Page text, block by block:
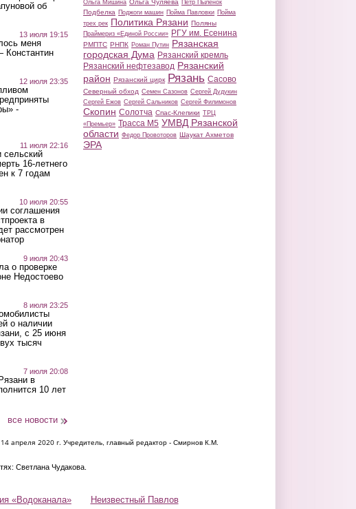
об
13 июля 19:15
меня
Константин
12 июля 23:35
-
11 июля 22:16
сельский
16-летнего
к 7 годам
10 июля 20:55
соглашения
в
рассмотрен
9 июля 20:43
о проверке
Недостоево
8 июля 23:25
о наличии
с 25 июня
тысяч
7 июля 20:08
в
10 лет
все новости
Ольга Мишина Ольга Чуляева Петр Пыленок
Подбелка Поджоги машин Пойма Павловки Пойма
трех рек Политика Рязани Поляны
Праймериз «Единой России» РГУ им. Есенина
РМПТС РНПК Роман Путин Рязанская
городская Дума Рязанский кремль
Рязанский нефтезавод Рязанский
район Рязанский цирк Рязань Сасово
Северный обход Семен Сазонов Сергей Дудукин
Сергей Ежов Сергей Сальников Сергей Филимонов
Скопин Солотча Спас-Клепики ТРЦ
«Премьер» Трасса М5 УМВД Рязанской
области Федор Провоторов Шаукат Ахметов
ЭРА
апреля 2020 г. Учредитель, главный редактор - Смирнов К.М.
Светлана Чудакова.
«Водоканала» Неизвестный Павлов